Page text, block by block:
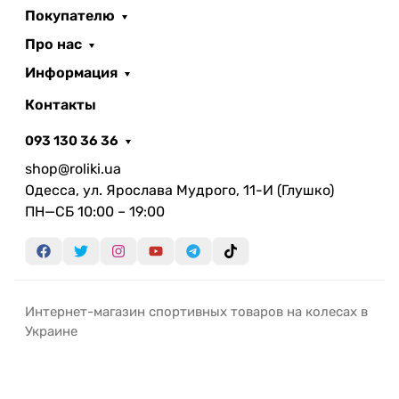
Покупателю
Про нас
Информация
Контакты
093 130 36 36
shop@roliki.ua
Одесса, ул. Ярослава Мудрого, 11-И (Глушко)
ПН—СБ 10:00 – 19:00
Интернет-магазин спортивных товаров на колесах в
Украине